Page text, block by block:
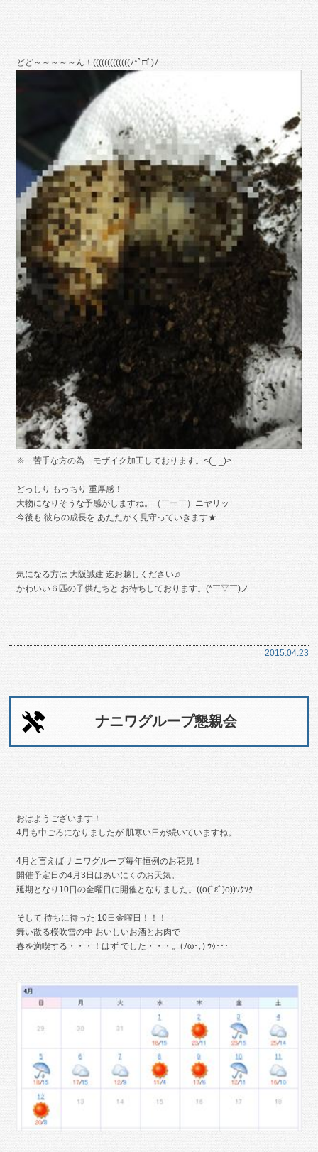
どど～～～～～ん！(((((((((((((ﾉ*ﾟ□ﾟ)ﾉ
※ 苦手な方の為 モザイク加工しております。<(_ _)>
どっしり もっちり 重厚感！
大物になりそうな予感がしますね。（￣ー￣）ニヤリッ
今後も 彼らの成長を あたたかく見守っていきます★
気になる方は 大阪誠建 迄お越しください♫
かわいい６匹の子供たちと お待ちしております。(*￣▽￣)ノ
2015.04.23
ナニワグループ懇親会
おはようございます！
4月も中ごろになりましたが 肌寒い日が続いていますね。
4月と言えば ナニワグループ毎年恒例のお花見！
開催予定日の4月3日はあいにくのお天気。
延期となり10日の金曜日に開催となりました。((o(ﾞεﾞ)o))ﾜｸﾜｸ
そして 待ちに待った 10日金曜日！！！
舞い散る桜吹雪の中 おいしいお酒とお肉で
春を満喫する・・・！はず でした・・・。(ﾉω･､) ｳｩ･･･